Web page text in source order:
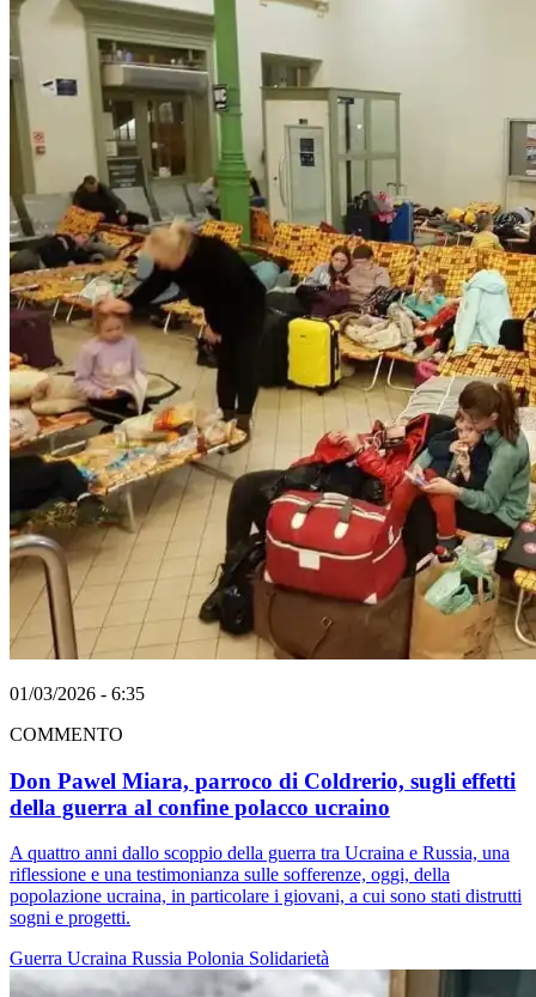
01/03/2026 - 6:35
COMMENTO
Don Pawel Miara, parroco di Coldrerio, sugli effetti
della guerra al confine polacco ucraino
A quattro anni dallo scoppio della guerra tra Ucraina e Russia, una
riflessione e una testimonianza sulle sofferenze, oggi, della
popolazione ucraina, in particolare i giovani, a cui sono stati distrutti
sogni e progetti.
Guerra Ucraina Russia Polonia Solidarietà